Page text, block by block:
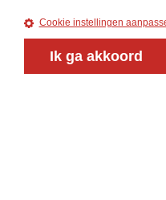
Onderweg
Cookie instellingen
Ik ga akkoord